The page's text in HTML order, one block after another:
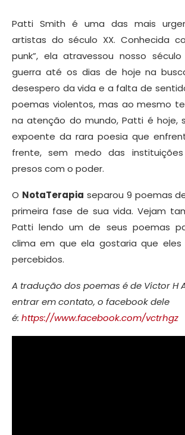
Patti Smith é uma das mais
artistas do século XX. Conhecida
punk”, ela atravessou nosso
guerra até os dias de hoje na
desespero da vida e a falta de
poemas violentos, mas ao mesmo
na atenção do mundo, Patti é hoje,
expoente da rara poesia que
frente, sem medo das
presos com o poder.
O NotaTerapia separou 9 poemas
primeira fase de sua vida. Vejam
Patti lendo um de seus poemas
clima em que ela gostaria que eles
percebidos.
A tradução dos poemas é de Victor H
entrar em contato, o facebook dele
é: https://www.facebook.com/vctrhgz